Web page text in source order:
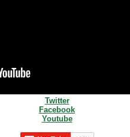
Twitter
Facebook
Youtube